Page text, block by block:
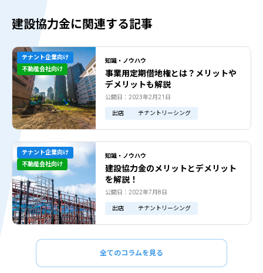
建設協力金に関連する記事
知識・ノウハウ
事業用定期借地権とは？メリットや
デメリットも解説
公開日：2023年2月21日
出店 テナントリーシング
テナント企業向け
不動産会社向け
知識・ノウハウ
建設協力金のメリットとデメリット
を解説！
公開日：2022年7月8日
出店 テナントリーシング
テナント企業向け
不動産会社向け
全てのコラムを見る